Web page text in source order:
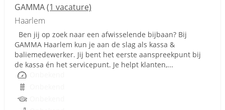
GAMMA(1 vacature)
Haarlem
Ben jij op zoek naar een afwisselende bijbaan? Bij
GAMMA Haarlem kun je aan de slag als kassa &
baliemedewerker. Jij bent het eerste aanspreekpunt bij
de kassa én het servicepunt. Je helpt klanten,...